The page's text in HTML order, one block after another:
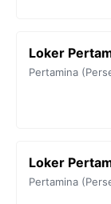
Loker
Pertamina
Loker
Pertamina